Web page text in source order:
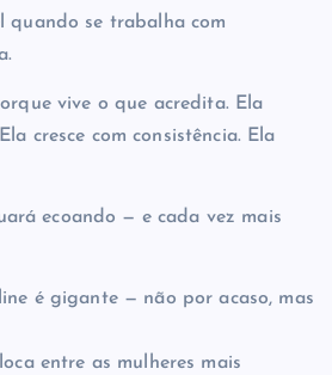
quando se trabalha com
vive o que acredita. Ela
cresce com consistência. Ela
ecoando — e cada vez mais
é gigante — não por acaso, mas
entre as mulheres mais